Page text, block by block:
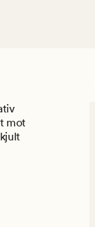
mot